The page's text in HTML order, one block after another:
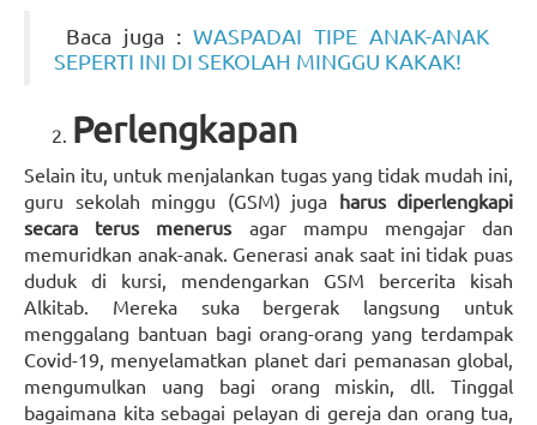
Baca juga : WASPADAI TIPE ANAK-ANAK
SEPERTI INI DI SEKOLAH MINGGU KAKAK!
Perlengkapan
Selain itu, untuk menjalankan tugas yang tidak mudah ini,
guru sekolah minggu (GSM) juga harus diperlengkapi
secara terus menerus agar mampu mengajar dan
memuridkan anak-anak. Generasi anak saat ini tidak puas
duduk di kursi, mendengarkan GSM bercerita kisah
Alkitab. Mereka suka bergerak langsung untuk
menggalang bantuan bagi orang-orang yang terdampak
Covid-19, menyelamatkan planet dari pemanasan global,
mengumulkan uang bagi orang miskin, dll. Tinggal
bagaimana kita sebagai pelayan di gereja dan orang tua,